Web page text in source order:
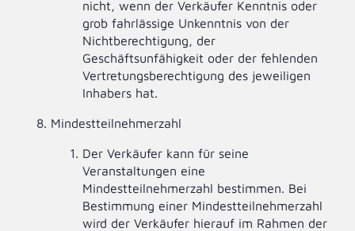
nicht, wenn der Verkäufer Kenntnis oder
grob fahrlässige Unkenntnis von der
Nichtberechtigung, der
Geschäftsunfähigkeit oder der fehlenden
Vertretungsberechtigung des jeweiligen
Inhabers hat.
Mindestteilnehmerzahl
Der Verkäufer kann für seine
Veranstaltungen eine
Mindestteilnehmerzahl bestimmen. Bei
Bestimmung einer Mindestteilnehmerzahl
wird der Verkäufer hierauf im Rahmen der